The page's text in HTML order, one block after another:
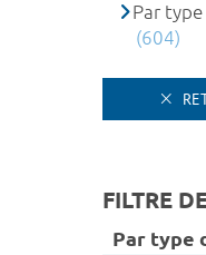
Par
(604)
FILTRE
Par type